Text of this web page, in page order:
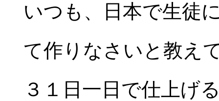
いつも、日本で生徒
て作りなさいと教え
３１日一日で仕上げ